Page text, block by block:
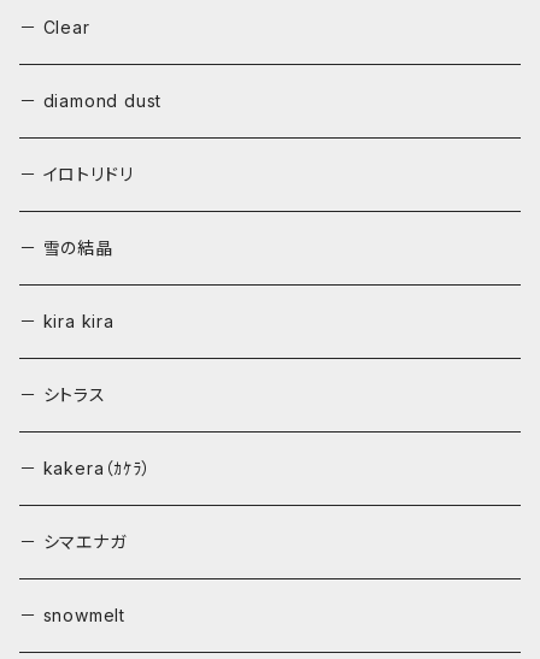
－ Clear
－ diamond dust
－ イロトリドリ
－ 雪の結晶
－ kira kira
－ シトラス
－ kakera（ｶｹﾗ）
－ シマエナガ
－ snowmelt